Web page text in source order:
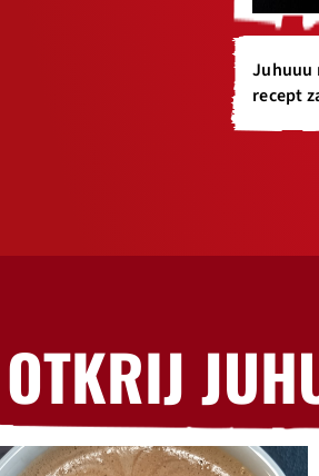
Juhuuu
recept
OTKRIJ